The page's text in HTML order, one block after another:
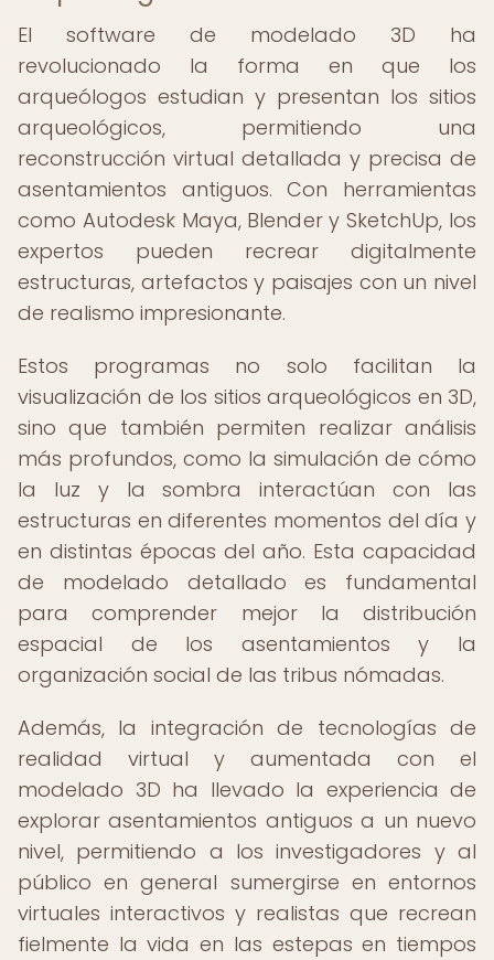
El software de modelado 3D ha
revolucionado la forma en que los
arqueólogos estudian y presentan los sitios
arqueológicos, permitiendo una
reconstrucción virtual detallada y precisa de
asentamientos antiguos. Con herramientas
como Autodesk Maya, Blender y SketchUp, los
expertos pueden recrear digitalmente
estructuras, artefactos y paisajes con un nivel
de realismo impresionante.
Estos programas no solo facilitan la
visualización de los sitios arqueológicos en 3D,
sino que también permiten realizar análisis
más profundos, como la simulación de cómo
la luz y la sombra interactúan con las
estructuras en diferentes momentos del día y
en distintas épocas del año. Esta capacidad
de modelado detallado es fundamental
para comprender mejor la distribución
espacial de los asentamientos y la
organización social de las tribus nómadas.
Además, la integración de tecnologías de
realidad virtual y aumentada con el
modelado 3D ha llevado la experiencia de
explorar asentamientos antiguos a un nuevo
nivel, permitiendo a los investigadores y al
público en general sumergirse en entornos
virtuales interactivos y realistas que recrean
fielmente la vida en las estepas en tiempos